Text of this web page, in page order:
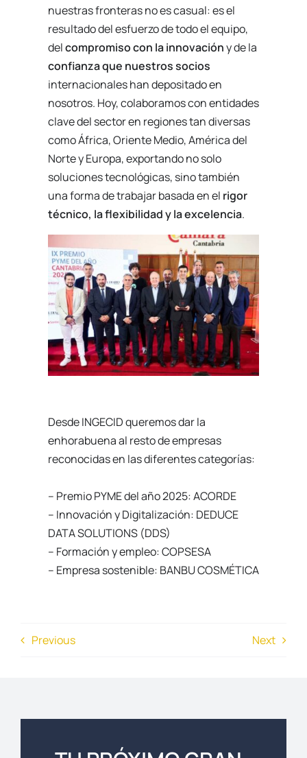
nuestras fronteras no es casual: es el
resultado del esfuerzo de todo el equipo,
delcompromiso con la innovacióny de la
confianza que nuestros socios
internacionales han depositado en
nosotros. Hoy, colaboramos con entidades
clave del sector en regiones tan diversas
como África, Oriente Medio, América del
Norte y Europa, exportando no solo
soluciones tecnológicas, sino también
una forma de trabajar basada en el rigor
técnico, la flexibilidad y la excelencia.
Desde INGECID queremos dar la
enhorabuena al resto de empresas
reconocidas en las diferentes categorías:
– Premio PYME del año 2025: ACORDE
– Innovación y Digitalización: DEDUCE
DATA SOLUTIONS (DDS)
– Formación y empleo: COPSESA
– Empresa sostenible: BANBU COSMÉTICA
Previous Next